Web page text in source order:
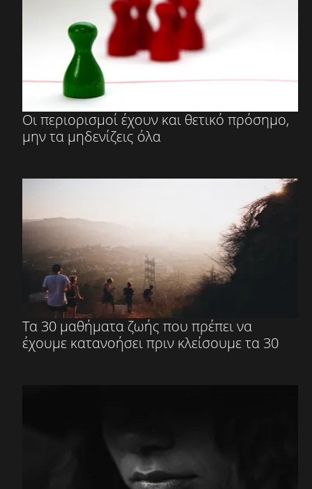
Οι περιορισμοί έχουν και θετικό πρόσημο,
μην τα μηδενίζεις όλα
Τα 30 μαθήματα ζωής που πρέπει να
έχουμε κατανοήσει πριν κλείσουμε τα 30